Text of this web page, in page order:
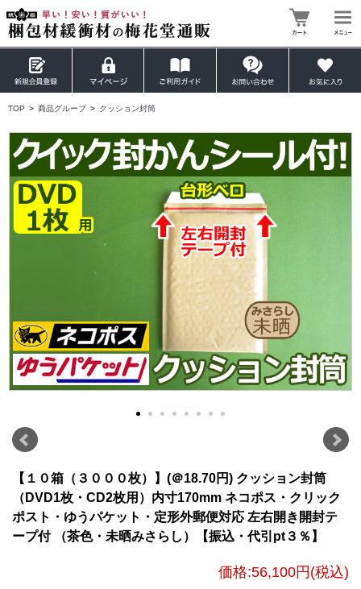
TOP > 商品グループ > クッション封筒
【１０箱（３０００枚）】(＠18.70円) クッション封筒
（DVD1枚・CD2枚用）内寸170mm ネコポス・クリック
ポスト・ゆうパケット・定形外郵便対応 左右開き開封テ
ープ付 （茶色・未晒みさらし）【振込・代引pt３％】
価格:56,100円 (税込)